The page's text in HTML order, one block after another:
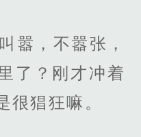
嚣，不嚣张，
了？刚才冲着
很猖狂嘛。